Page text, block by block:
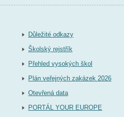
Důležité odkazy
Školský rejstřík
Přehled vysokých škol
Plán veřejných zakázek 2026
Otevřená data
PORTÁL YOUR EUROPE